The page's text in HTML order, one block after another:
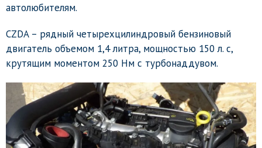
автолюбителям.
CZDA – рядный четырехцилиндровый бензиновый
двигатель объемом 1,4 литра, мощностью 150 л. с,
крутящим моментом 250 Нм с турбонаддувом.